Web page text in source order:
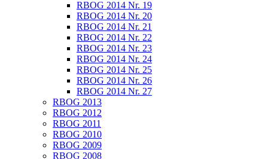
RBOG 2014 Nr. 19
RBOG 2014 Nr. 20
RBOG 2014 Nr. 21
RBOG 2014 Nr. 22
RBOG 2014 Nr. 23
RBOG 2014 Nr. 24
RBOG 2014 Nr. 25
RBOG 2014 Nr. 26
RBOG 2014 Nr. 27
RBOG 2013
RBOG 2012
RBOG 2011
RBOG 2010
RBOG 2009
RBOG 2008